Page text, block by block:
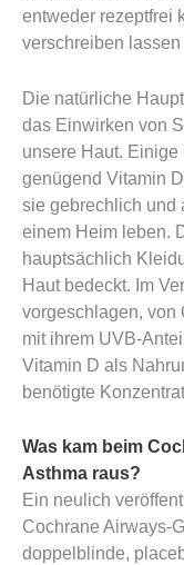
entweder rezeptfrei
verschreiben lassen
Die natürliche
das Einwirken von
unsere Haut. Einige
genügend Vitamin
sie gebrechlich und
einem Heim leben.
hauptsächlich
Haut bedeckt. Im
vorgeschlagen, von
mit ihrem UVB-
Vitamin D als
benötigte
Was kam beim
Asthma raus?
Ein neulich
Cochrane Airways-
doppelblinde,